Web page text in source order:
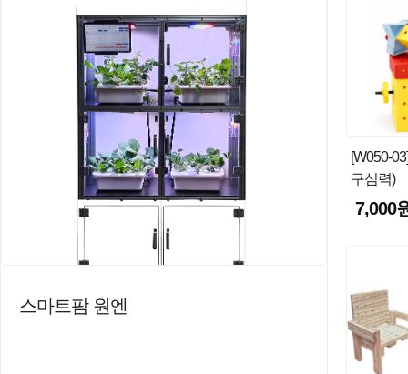
스마트팜 원엔
[W050-
구심력)
7,000